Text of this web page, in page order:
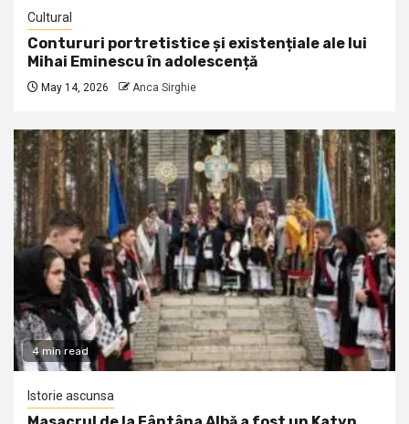
Cultural
Contururi portretistice și existențiale ale lui
Mihai Eminescu în adolescență
May 14, 2026 Anca Sirghie
4 min read
Istorie ascunsa